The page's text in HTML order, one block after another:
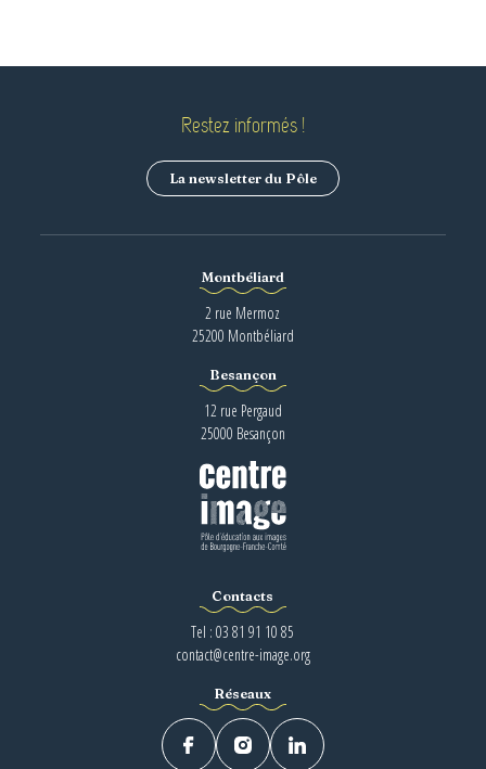
Restez informés !
La newsletter du Pôle
Montbéliard
2 rue Mermoz
25200 Montbéliard
Besançon
12 rue Pergaud
25000 Besançon
Contacts
Tel : 03 81 91 10 85
contact@centre-image.org
Réseaux